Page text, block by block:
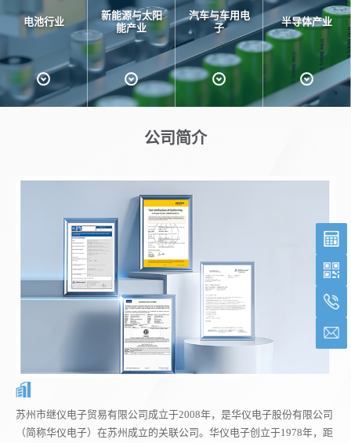
电池行业
新能源与太阳
能产业
汽车与车用电
子
半导体产业
公司简介
苏州市继仪电子贸易有限公司成立于2008年，是华仪电子股份有限公司
（简称华仪电子）在苏州成立的关联公司。华仪电子创立于1978年，距